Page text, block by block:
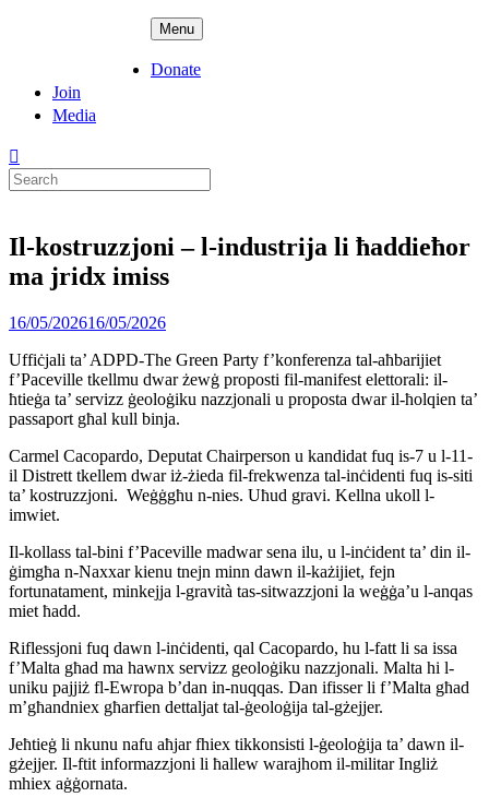
Menu
Donate
Join
Media
Search
for:
Il-kostruzzjoni – l-industrija li ħaddieħor
ma jridx imiss
Posted
16/05/202616/05/2026
Uffiċjali ta’ ADPD-The Green Party f’konferenza tal-aħbarijiet
f’Paceville tkellmu dwar żewġ proposti fil-manifest elettorali: il-
ħtieġa ta’ servizz ġeoloġiku nazzjonali u proposta dwar il-ħolqien ta’
passaport għal kull binja.
Carmel Cacopardo, Deputat Chairperson u kandidat fuq is-7 u l-11-
il Distrett tkellem dwar iż-żieda fil-frekwenza tal-inċidenti fuq is-siti
ta’ kostruzzjoni. Weġġgħu n-nies. Uħud gravi. Kellna ukoll l-
imwiet.
Il-kollass tal-bini f’Paceville madwar sena ilu, u l-inċident ta’ din il-
ġimgħa n-Naxxar kienu tnejn minn dawn il-każijiet, fejn
fortunatament, minkejja l-gravità tas-sitwazzjoni la weġġa’u l-anqas
miet ħadd.
Riflessjoni fuq dawn l-inċidenti, qal Cacopardo, hu l-fatt li sa issa
f’Malta għad ma hawnx servizz geoloġiku nazzjonali. Malta hi l-
uniku pajjiż fl-Ewropa b’dan in-nuqqas. Dan ifisser li f’Malta għad
m’għandniex għarfien dettaljat tal-ġeoloġija tal-gżejjer.
Jeħtieġ li nkunu nafu aħjar fhiex tikkonsisti l-ġeoloġija ta’ dawn il-
gżejjer. Il-ftit informazzjoni li ħallew warajhom il-militar Ingliż
mhiex aġġornata.